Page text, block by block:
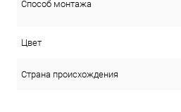
Способ монтажа
Цвет
Страна происхождения